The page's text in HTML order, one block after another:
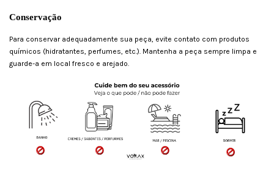
Conservação
Para conservar adequadamente sua peça, evite contato com produtos
químicos (hidratantes, perfumes, etc.). Mantenha a peça sempre limpa e
guarde-a em local fresco e arejado.